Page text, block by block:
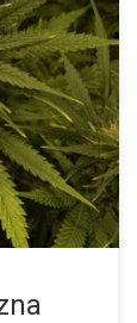
niż ci,
zespół z